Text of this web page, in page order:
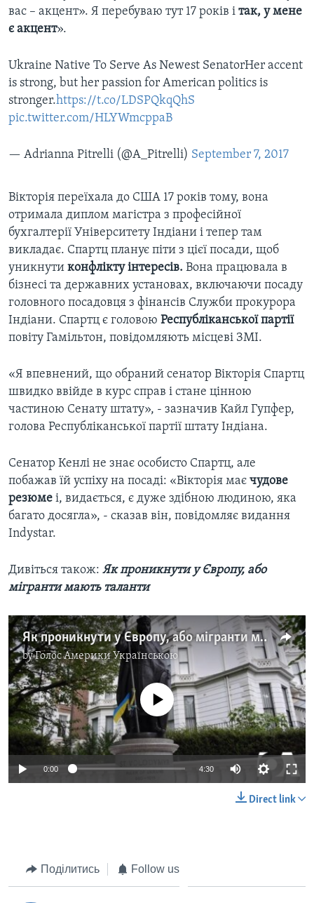
вас – акцент». Я перебуваю тут 17 років і так, у мене
є акцент».
Ukraine Native To Serve As Newest SenatorHer accent
is strong, but her passion for American politics is
stronger.https://t.co/LDSPQkqQhS
pic.twitter.com/HLYWmcppaB
— Adrianna Pitrelli (@A_Pitrelli) September 7, 2017
Вікторія переїхала до США 17 років тому, вона
отримала диплом магістра з професійної
бухгалтерії Університету Індіани і тепер там
викладає. Спартц планує піти з цієї посади, щоб
уникнути конфлікту інтересів. Вона працювала в
бізнесі та державних установах, включаючи посаду
головного посадовця з фінансів Служби прокурора
Індіани. Спартц є головою Республіканської партії
повіту Гамільтон, повідомляють місцеві ЗМІ.
«Я впевнений, що обраний сенатор Вікторія Спартц
швидко ввійде в курс справ і стане цінною
частиною Сенату штату», - зазначив Кайл Гупфер,
голова Республіканської партії штату Індіана.
Сенатор Кенлі не знає особисто Спартц, але
побажав їй успіху на посаді: «Вікторія має чудове
резюме і, видається, є дуже здібною людиною, яка
багато досягла», - сказав він, повідомляє видання
Іndystar.
Дивіться також: Як проникнути у Європу, або
мігранти мають таланти
Як проникнути у Європу, або мігранти мають таланти
byГолос Америки Українською
No media source currently available
0:00 4:30
Direct link
Поділитись Follow us